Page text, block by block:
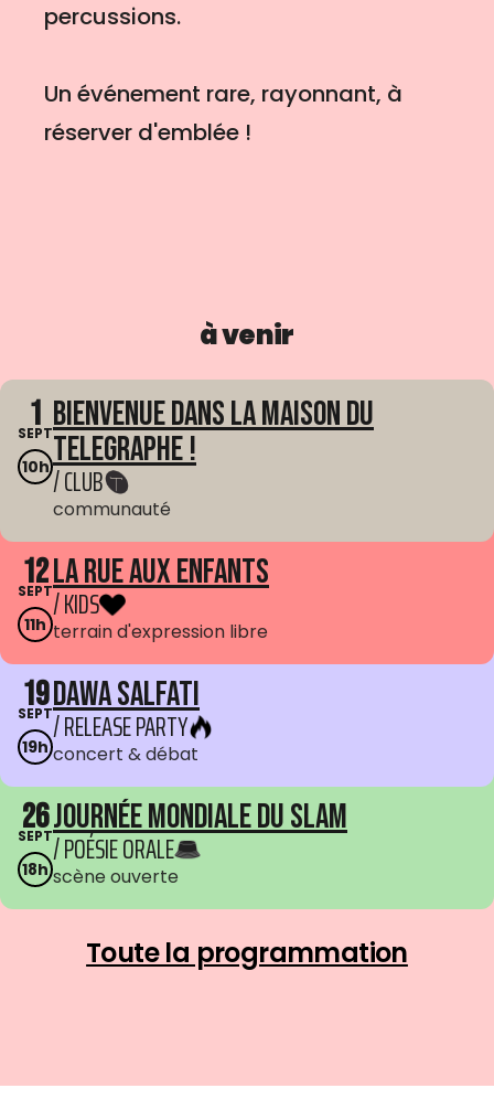
percussions.
Un événement rare, rayonnant, à
réserver d'emblée !
à venir
1
SEPT
10h
Bienvenue dans La Maison du
Telegraphe !
/ CLUB
communauté
12
SEPT
11h
La Rue aux enfants
/ KIDS
terrain d'expression libre
19
SEPT
19h
Dawa Salfati
/ RELEASE PARTY
concert & débat
26
SEPT
18h
Journée mondiale du Slam
/ POÉSIE ORALE
scène ouverte
Toute la programmation